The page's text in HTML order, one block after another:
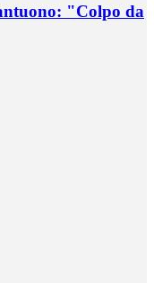
"Colpo da